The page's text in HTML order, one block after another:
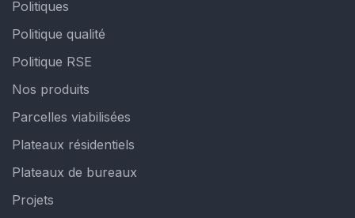
Politiques
Politique qualité
Politique RSE
Nos produits
Parcelles viabilisées
Plateaux résidentiels
Plateaux de bureaux
Projets